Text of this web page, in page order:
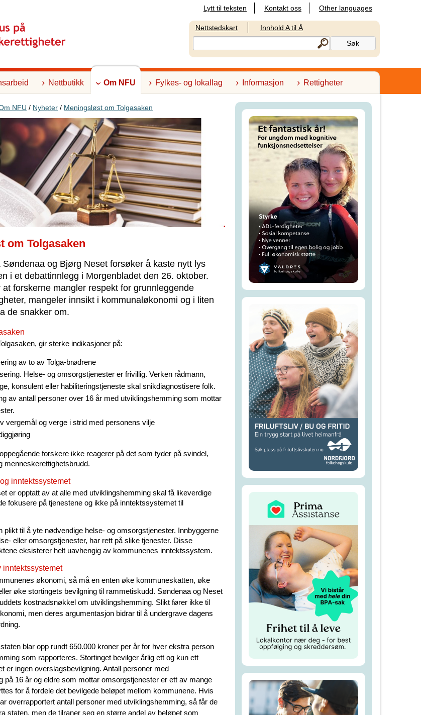
Lytt til teksten Kontakt oss Other languages
Nettstedskart Innhold A til Å
Nettbutikk Om NFU Fylkes- og lokallag Informasjon Rettigheter
NFU / Nyheter / Meningsløst om Tolgasaken
om Tolgasaken
Søndenaa og Bjørg Neset forsøker å kaste nytt lys
i et debattinnlegg i Morgenbladet den 26. oktober.
at forskerne mangler respekt for grunnleggende
mangeler innsikt i kommunaløkonomi og i liten
de snakker om.
gir sterke indikasjoner på:
av to av Tolga-brødrene
Helse- og omsorgstjenester er frivillig. Verken rådmann,
konsulent eller habiliteringstjeneste skal snikdiagnostisere folk.
av antall personer over 16 år med utviklingshemming som mottar
vergemål og verge i strid med personens vilje
forskere ikke reagerer på det som tyder på svindel,
menneskerettighetsbrudd.
inntektssystemet
er opptatt av at alle med utviklingshemming skal få likeverdige
fokusere på tjenestene og ikke på inntektssystemet til
plikt til å yte nødvendige helse- og omsorgstjenester. Innbyggerne
eller omsorgstjenester, har rett på slike tjenester. Disse
eksisterer helt uavhengig av kommunenes inntektssystem.
inntektssystemet
økonomi, så må en enten øke kommuneskatten, øke
øke stortingets bevilgning til rammetiskudd. Søndenaa og Neset
kostnadsnøkkel om utviklingshemming. Slikt fører ikke til
men deres argumentasjon bidrar til å undergrave dagens
blar opp rundt 650.000 kroner per år for hver ekstra person
som rapporteres. Stortinget bevilger årlig ett og kun ett
er ingen overslagsbevilgning. Antall personer med
på 16 år og eldre som mottar omsorgstjenester er ett av mange
for å fordele det bevilgede beløpet mellom kommunene. Hvis
overrapportert antall personer med utviklingshemming, så får de
staten, men de tilraner seg en større andel av beløpet som